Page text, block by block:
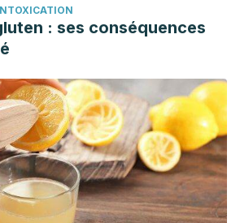
: ses conséquences